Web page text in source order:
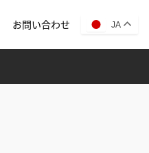
お問い合わせ JA